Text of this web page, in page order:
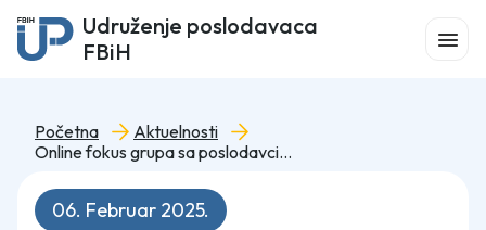
Udruženje poslodavaca
FBiH
Početna
Aktuelnosti
Online fokus grupa sa poslodavcima Unsko-sanskog kantona: Prioritetizacija zanimanja za budućnost tržišta rada
06. Februar 2025.